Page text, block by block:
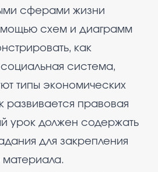
сферами жизни
схем и диаграмм
как
система,
типы экономических
развивается правовая
урок должен содержать
для закрепления
материала.